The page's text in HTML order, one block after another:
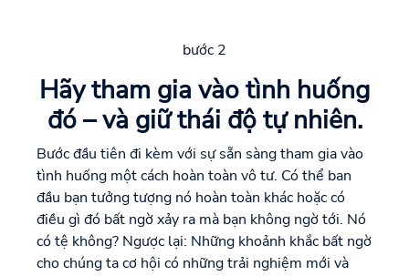
bước 2
Hãy tham gia vào tình huống
đó – và giữ thái độ tự nhiên.
Bước đầu tiên đi kèm với sự sẵn sàng tham gia vào
tình huống một cách hoàn toàn vô tư. Có thể ban
đầu bạn tưởng tượng nó hoàn toàn khác hoặc có
điều gì đó bất ngờ xảy ra mà bạn không ngờ tới. Nó
có tệ không? Ngược lại: Những khoảnh khắc bất ngờ
cho chúng ta cơ hội có những trải nghiệm mới và